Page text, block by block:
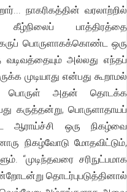
நாகரிகத்தின் வரலாற்றில்
பாத்திரத்தை
பொருளாகக்கொண்ட ஒரு
அல்லது எந்தப்
முடியாது என்பது கூறாமல்
பொருள் அதன் தொடக்க
கருத்தன்று, பொருளாதாயப்
ஆராய்ச்சி ஒரு நிகழ்வை
நிகழ்வோடு மோதவிட்டும்,
“முடிந்தவரை சரிநுட்பமாக
தொடர்புபடுத்தினால்